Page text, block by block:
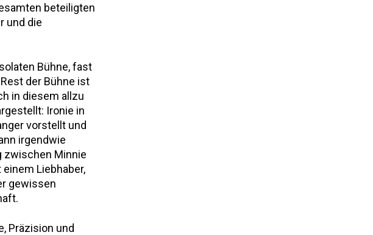
beteiligten
und die
Bühne, fast
der Bühne ist
in diesem allzu
Ironie in
vorstellt und
irgendwie
zwischen Minnie
Liebhaber,
gewissen
Präzision und